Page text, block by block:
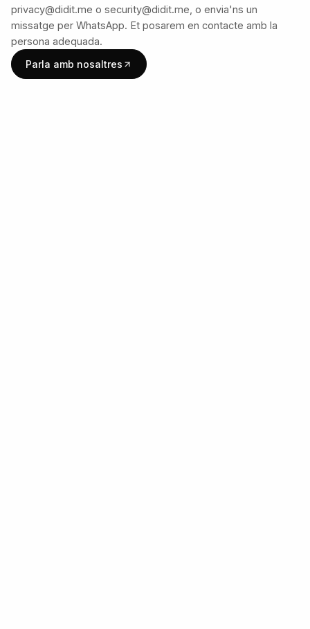
privacy@didit.me o security@didit.me, o envia'ns un
missatge per WhatsApp. Et posarem en contacte amb la
persona adequada.
Parla amb nosaltres